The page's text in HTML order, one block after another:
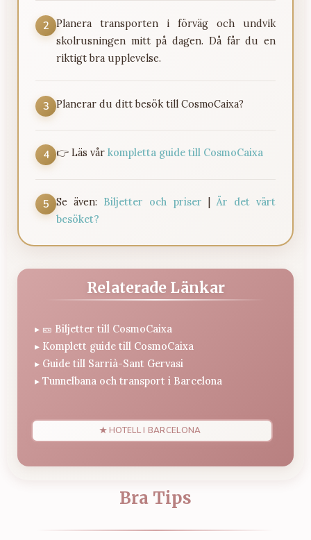
Bra Tips
2
Planera transporten i förväg och undvik
skolrusningen mitt på dagen. Då får du en
riktigt bra upplevelse.
3 Planerar du ditt besök till CosmoCaixa?
4 👉 Läs vår kompletta guide till CosmoCaixa
5 Se även: Biljetter och priser |Är det värt
besöket?
Relaterade Länkar
▸ 🎫 Biljetter till CosmoCaixa
▸ Komplett guide till CosmoCaixa
▸ Guide till Sarrià-Sant Gervasi
▸ Tunnelbana och transport i Barcelona
★ HOTELL I BARCELONA